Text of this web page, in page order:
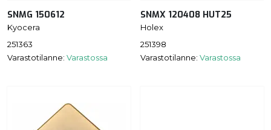
SNMG 150612
Kyocera
251363
Varastotilanne: Varastossa
SNMX 120408 HUT25
Holex
251398
Varastotilanne: Varastossa